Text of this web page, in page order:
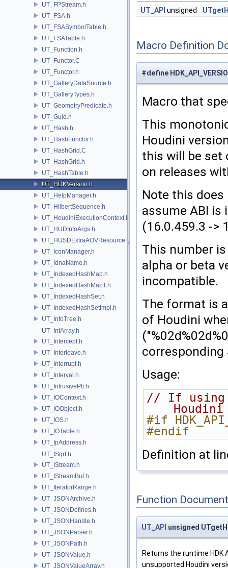
UT_FPStream.h
UT_FSA.h
UT_FSASymbolTable.h
UT_FSATable.h
UT_Function.h
UT_Functor.C
UT_Functor.h
UT_GalleryDataSource.h
UT_GalleryTypes.h
UT_GeometryPredicate.h
UT_Guid.h
UT_Hash.h
UT_HashFunctor.h
UT_HashGrid.C
UT_HashGrid.h
UT_HashTable.h
UT_HDKVersion.h
UT_HelpManager.h
UT_HilbertSequence.h
UT_HoudiniExecutionContext.h
UT_HUDInfoArgs.h
UT_HUSDExtraAOVResource.h
UT_IconManager.h
UT_IdnaName.h
UT_IndexedHashMap.h
UT_IndexedHashMapT.h
UT_IndexedHashSet.h
UT_IndexedHashSetImpl.h
UT_InfoTree.h
UT_IntArray.h
UT_Intercept.h
UT_Interleave.h
UT_Interrupt.h
UT_Interval.h
UT_IntrusivePtr.h
UT_IOContext.h
UT_IOObject.h
UT_IOS.h
UT_IOTable.h
UT_IpAddress.h
UT_ISqrt.h
UT_IStream.h
UT_IStreamBuf.h
UT_IteratorRange.h
UT_JSONArchive.h
UT_JSONDefines.h
UT_JSONHandle.h
UT_JSONParser.h
UT_JSONPath.h
UT_JSONValue.h
UT_JSONValueArray.h
UT_API unsigned
Macro Definition
#define
Macro that
This
Houdini
this will be set
on releases
Note this
assume ABI
(16.0.459.3 ->
This number
alpha or beta
incompatible.
The format is
of Houdini
corresponding
Usage:
// If using
#if
#endif
Definition at
Function
UT_API unsigned
Returns the runtime HDK
unsupported Houdini